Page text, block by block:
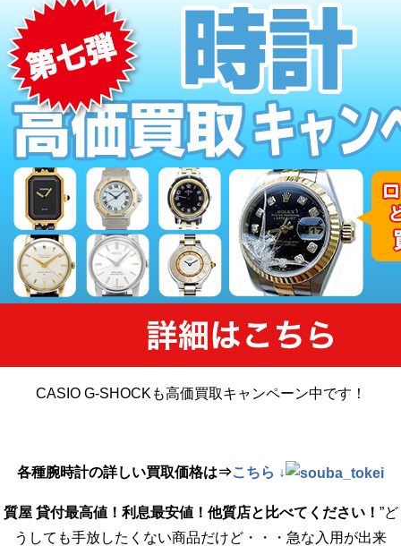
CASIO G-SHOCKも高価買取キャンペーン中です！
各種腕時計の詳しい買取価格は⇒こちら ↓
質屋 貸付最高値！利息最安値！他質店と比べてください！ ”ど
うしても手放したくない商品だけど・・・急な入用が出来